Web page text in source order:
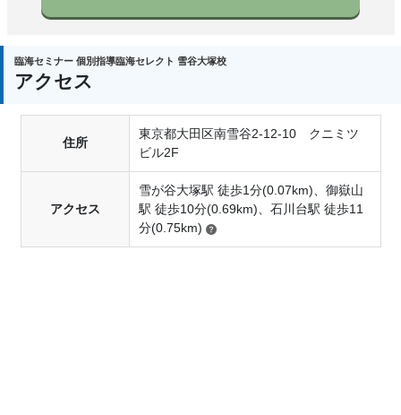
臨海セミナー・臨海セレクトでは、年2回、全職員で避
した安全対策に努めています。
臨海セミナー 個別指導臨海セレクト 雪谷大塚校
アクセス
住所
東京都大田区南雪谷2-12-10 クニミツ
ビル2F
アクセス
雪が谷大塚駅 徒歩1分(0.07km)、御嶽山
駅 徒歩10分(0.69km)、石川台駅 徒歩11
分(0.75km)